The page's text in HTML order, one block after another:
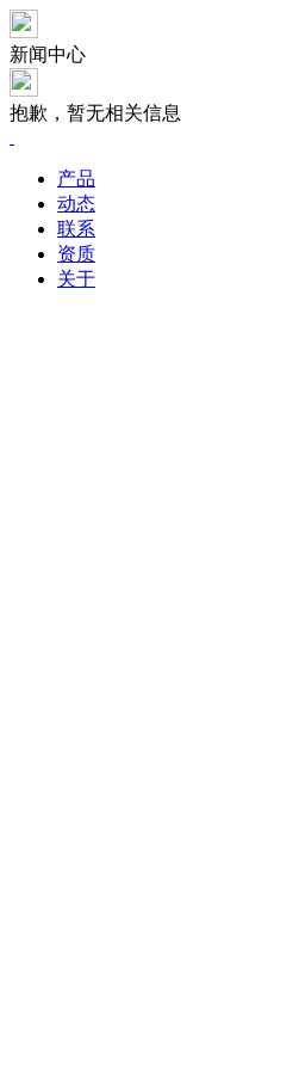
新闻中心
抱歉，暂无相关信息
产品
动态
联系
资质
关于